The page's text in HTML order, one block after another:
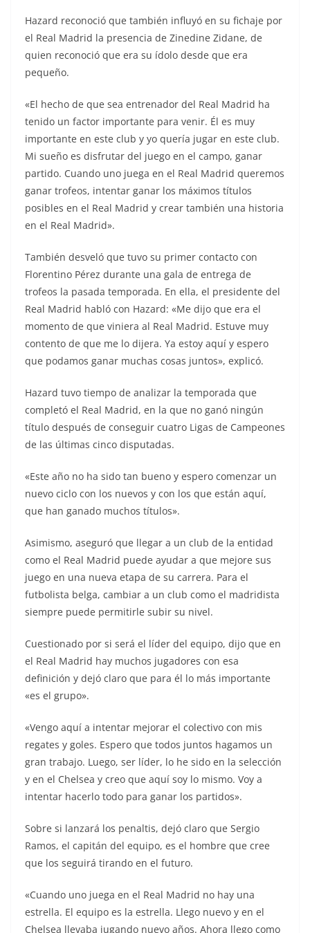
Hazard reconoció que también influyó en su fichaje por
el Real Madrid la presencia de Zinedine Zidane, de
quien reconoció que era su ídolo desde que era
pequeño.
«El hecho de que sea entrenador del Real Madrid ha
tenido un factor importante para venir. Él es muy
importante en este club y yo quería jugar en este club.
Mi sueño es disfrutar del juego en el campo, ganar
partido. Cuando uno juega en el Real Madrid queremos
ganar trofeos, intentar ganar los máximos títulos
posibles en el Real Madrid y crear también una historia
en el Real Madrid».
También desveló que tuvo su primer contacto con
Florentino Pérez durante una gala de entrega de
trofeos la pasada temporada. En ella, el presidente del
Real Madrid habló con Hazard: «Me dijo que era el
momento de que viniera al Real Madrid. Estuve muy
contento de que me lo dijera. Ya estoy aquí y espero
que podamos ganar muchas cosas juntos», explicó.
Hazard tuvo tiempo de analizar la temporada que
completó el Real Madrid, en la que no ganó ningún
título después de conseguir cuatro Ligas de Campeones
de las últimas cinco disputadas.
«Este año no ha sido tan bueno y espero comenzar un
nuevo ciclo con los nuevos y con los que están aquí,
que han ganado muchos títulos».
Asimismo, aseguró que llegar a un club de la entidad
como el Real Madrid puede ayudar a que mejore sus
juego en una nueva etapa de su carrera. Para el
futbolista belga, cambiar a un club como el madridista
siempre puede permitirle subir su nivel.
Cuestionado por si será el líder del equipo, dijo que en
el Real Madrid hay muchos jugadores con esa
definición y dejó claro que para él lo más importante
«es el grupo».
«Vengo aquí a intentar mejorar el colectivo con mis
regates y goles. Espero que todos juntos hagamos un
gran trabajo. Luego, ser líder, lo he sido en la selección
y en el Chelsea y creo que aquí soy lo mismo. Voy a
intentar hacerlo todo para ganar los partidos».
Sobre si lanzará los penaltis, dejó claro que Sergio
Ramos, el capitán del equipo, es el hombre que cree
que los seguirá tirando en el futuro.
«Cuando uno juega en el Real Madrid no hay una
estrella. El equipo es la estrella. Llego nuevo y en el
Chelsea llevaba jugando nuevo años. Ahora llego como